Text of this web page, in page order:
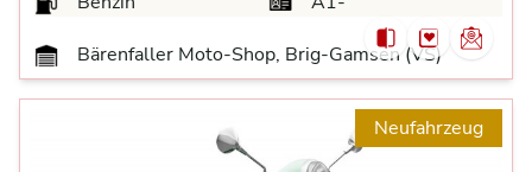
Bärenfaller Moto-Shop, Brig-Gamsen (VS)
Neufahrzeug